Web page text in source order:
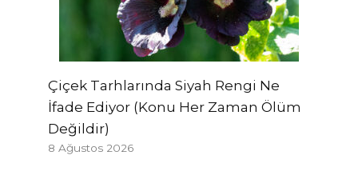
Çiçek Tarhlarında Siyah Rengi Ne
İfade Ediyor (Konu Her Zaman Ölüm
Değildir)
8 Ağustos 2026